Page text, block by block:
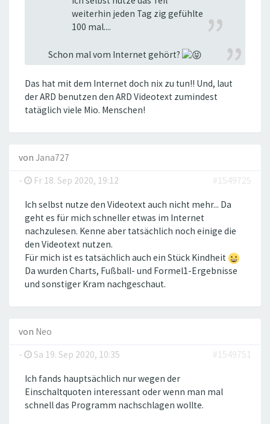
weiterhin jeden Tag zig gefühlte
100 mal....
Schon mal vom Internet gehört?
Das hat mit dem Internet doch nix zu tun!! Und, laut
der ARD benutzen den ARD Videotext zumindest
tatäglich viele Mio. Menschen!
von Jana727
-
Fr 18. Sep 2020, 19:12 #1549725
Ich selbst nutze den Videotext auch nicht mehr... Da
geht es für mich schneller etwas im Internet
nachzulesen. Kenne aber tatsächlich noch einige die
den Videotext nutzen.
Für mich ist es tatsächlich auch ein Stück Kindheit
Da wurden Charts, Fußball- und Formel1-Ergebnisse
und sonstiger Kram nachgeschaut.
von Neo
-
Sa 19. Sep 2020, 10:35 #1549751
Ich fands hauptsächlich nur wegen der
Einschaltquoten interessant oder wenn man mal
schnell das Programm nachschlagen wollte.